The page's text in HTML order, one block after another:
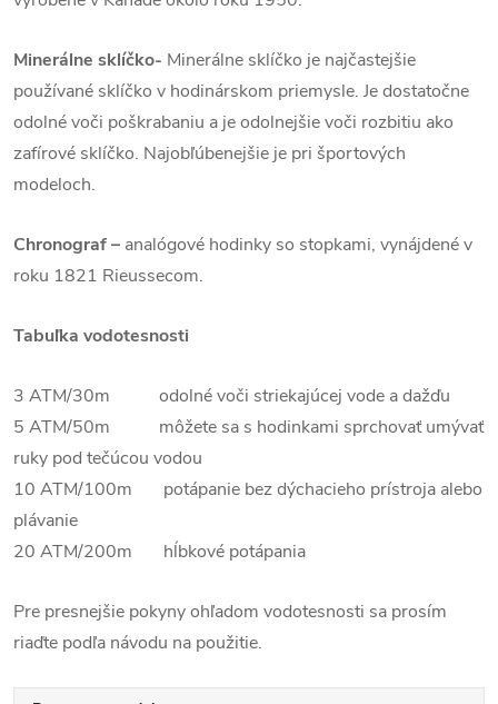
Minerálne sklíčko- Minerálne sklíčko je najčastejšie
používané sklíčko v hodinárskom priemysle. Je dostatočne
odolné voči poškrabaniu a je odolnejšie voči rozbitiu ako
zafírové sklíčko. Najobľúbenejšie je pri športových
modeloch.
Chronograf – analógové hodinky so stopkami, vynájdené v
roku 1821 Rieussecom.
Tabuľka vodotesnosti
3 ATM/30m odolné voči striekajúcej vode a dažďu
5 ATM/50m môžete sa s hodinkami sprchovať umývať
ruky pod tečúcou vodou
10 ATM/100m potápanie bez dýchacieho prístroja alebo
plávanie
20 ATM/200m hĺbkové potápania
Pre presnejšie pokyny ohľadom vodotesnosti sa prosím
riaďte podľa návodu na použitie.